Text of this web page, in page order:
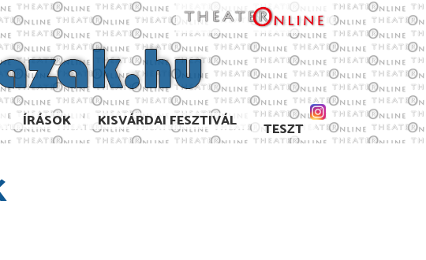
ÍRÁSOK KISVÁRDAI FESZTIVÁL TESZT